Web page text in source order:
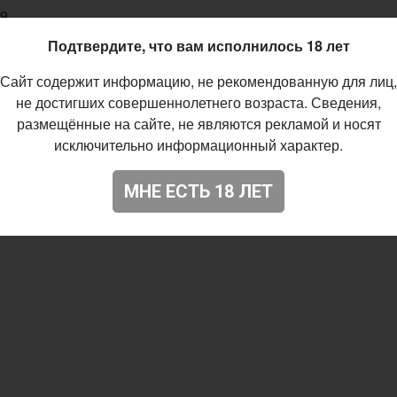
Подтвердите, что вам исполнилось 18 лет
Сайт содержит информацию, не рекомендованную для лиц,
не достигших совершеннолетнего возраста. Сведения,
размещённые на сайте, не являются рекламой и носят
исключительно информационный характер.
МНЕ ЕСТЬ 18 ЛЕТ